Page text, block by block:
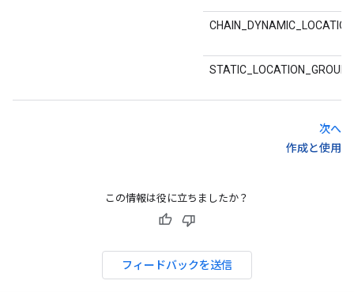
STATIC_LOCATION_GROUP
次へ
作成と使用
この情報は役に立ちましたか？
フィードバックを送信